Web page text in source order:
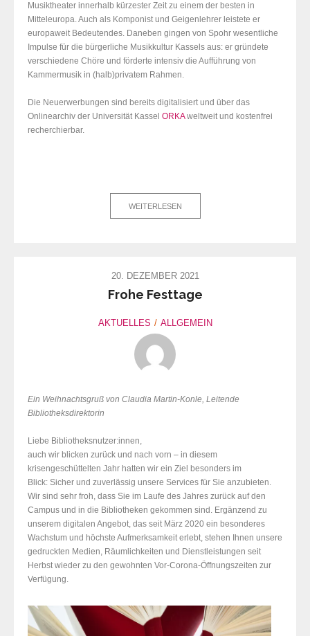
Musiktheater innerhalb kürzester Zeit zu einem der besten in
Mitteleuropa. Auch als Komponist und Geigenlehrer leistete er
europaweit Bedeutendes. Daneben gingen von Spohr wesentliche
Impulse für die bürgerliche Musikkultur Kassels aus: er gründete
verschiedene Chöre und förderte intensiv die Aufführung von
Kammermusik in (halb)privatem Rahmen.
Die Neuerwerbungen sind bereits digitalisiert und über das
Onlinearchiv der Universität Kassel ORKAweltweit und kostenfrei
recherchierbar.
WEITERLESEN
20. DEZEMBER 2021
Frohe Festtage
AKTUELLES ALLGEMEIN
Ein Weihnachtsgruß von Claudia Martin-Konle, Leitende
Bibliotheksdirektorin
Liebe Bibliotheksnutzer:innen,
auch wir blicken zurück und nach vorn – in diesem
krisengeschüttelten Jahr hatten wir ein Ziel besonders im
Blick: Sicher und zuverlässig unsere Services für Sie anzubieten.
Wir sind sehr froh, dass Sie im Laufe des Jahres zurück auf den
Campus und in die Bibliotheken gekommen sind. Ergänzend zu
unserem digitalen Angebot, das seit März 2020 ein besonderes
Wachstum und höchste Aufmerksamkeit erlebt, stehen Ihnen unsere
gedruckten Medien, Räumlichkeiten und Dienstleistungen seit
Herbst wieder zu den gewohnten Vor-Corona-Öffnungszeiten zur
Verfügung.